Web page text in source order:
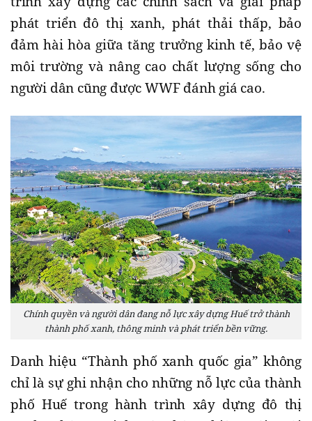
phát triển đô thị xanh, phát thải thấp, bảo
đảm hài hòa giữa tăng trưởng kinh tế, bảo vệ
môi trường và nâng cao chất lượng sống cho
người dân cũng được WWF đánh giá cao.
Chính quyền và người dân đang nỗ lực xây dựng Huế trở thành
thành phố xanh, thông minh và phát triển bền vững.
Danh hiệu “Thành phố xanh quốc gia” không
chỉ là sự ghi nhận cho những nỗ lực của thành
phố Huế trong hành trình xây dựng đô thị